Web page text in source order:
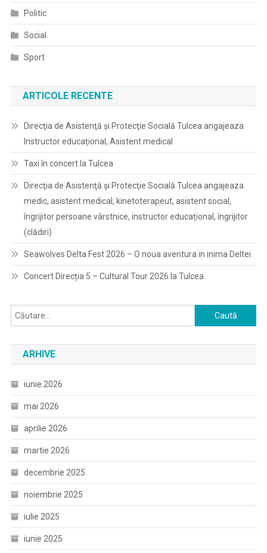
Politic
Social
Sport
ARTICOLE RECENTE
Direcţia de Asistenţă şi Protecţie Socială Tulcea angajeaza
Instructor educațional, Asistent medical
Taxi în concert la Tulcea
Direcţia de Asistenţă şi Protecţie Socială Tulcea angajeaza
medic, asistent medical, kinetoterapeut, asistent social,
îngrijitor persoane vârstnice, instructor educațional, îngrijitor
(clădiri)
Seawolves Delta Fest 2026 – O noua aventura in inima Deltei
Concert Direcția 5 – Cultural Tour 2026 la Tulcea
Caută
după:
ARHIVE
iunie 2026
mai 2026
aprilie 2026
martie 2026
decembrie 2025
noiembrie 2025
iulie 2025
iunie 2025